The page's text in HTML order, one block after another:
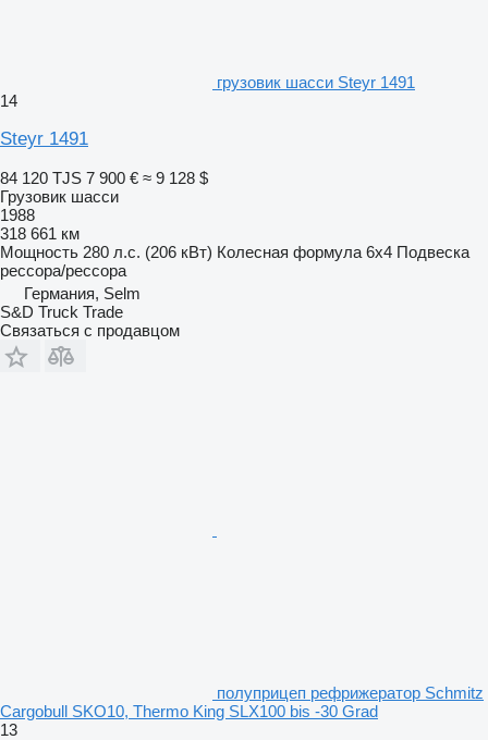
грузовик шасси Steyr 1491
14
Steyr 1491
84 120 TJS 7 900 € ≈ 9 128 $
Грузовик шасси
1988
318 661 км
Мощность 280 л.с. (206 кВт) Колесная формула 6x4 Подвеска
рессора/рессора
Германия, Selm
S&D Truck Trade
Связаться с продавцом
полуприцеп рефрижератор Schmitz
Cargobull SKO10, Thermo King SLX100 bis -30 Grad
13